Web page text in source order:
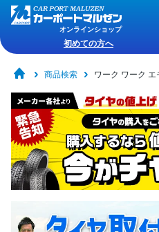
オンラインショップ
初めての方へ
商品検索 ワーク ワーク